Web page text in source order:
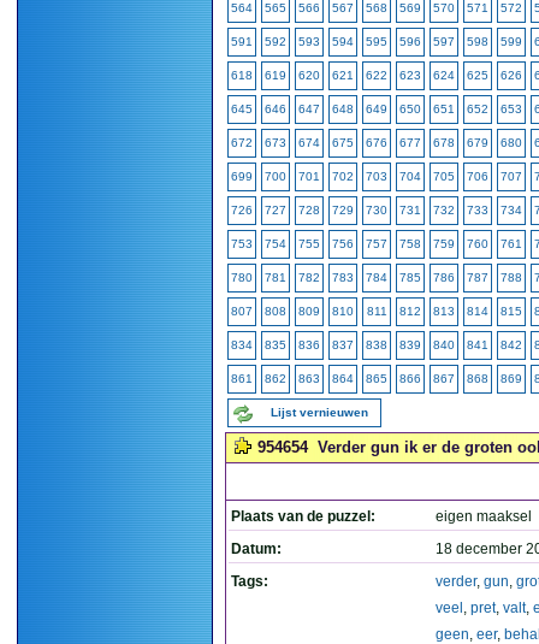
564 565 566 567 568 569 570 571 572
591 592 593 594 595 596 597 598 599
618 619 620 621 622 623 624 625 626
645 646 647 648 649 650 651 652 653
672 673 674 675 676 677 678 679 680
699 700 701 702 703 704 705 706 707
726 727 728 729 730 731 732 733 734
753 754 755 756 757 758 759 760 761
780 781 782 783 784 785 786 787 788
807 808 809 810 811 812 813 814 815
834 835 836 837 838 839 840 841 842
861 862 863 864 865 866 867 868 869
Lijst vernieuwen
954654 Verder gun ik er de groten
Plaats van de puzzel:
eigen maaksel
Datum:
18 december
Tags:
verder, gun,
veel , pret, valt,
geen, eer,